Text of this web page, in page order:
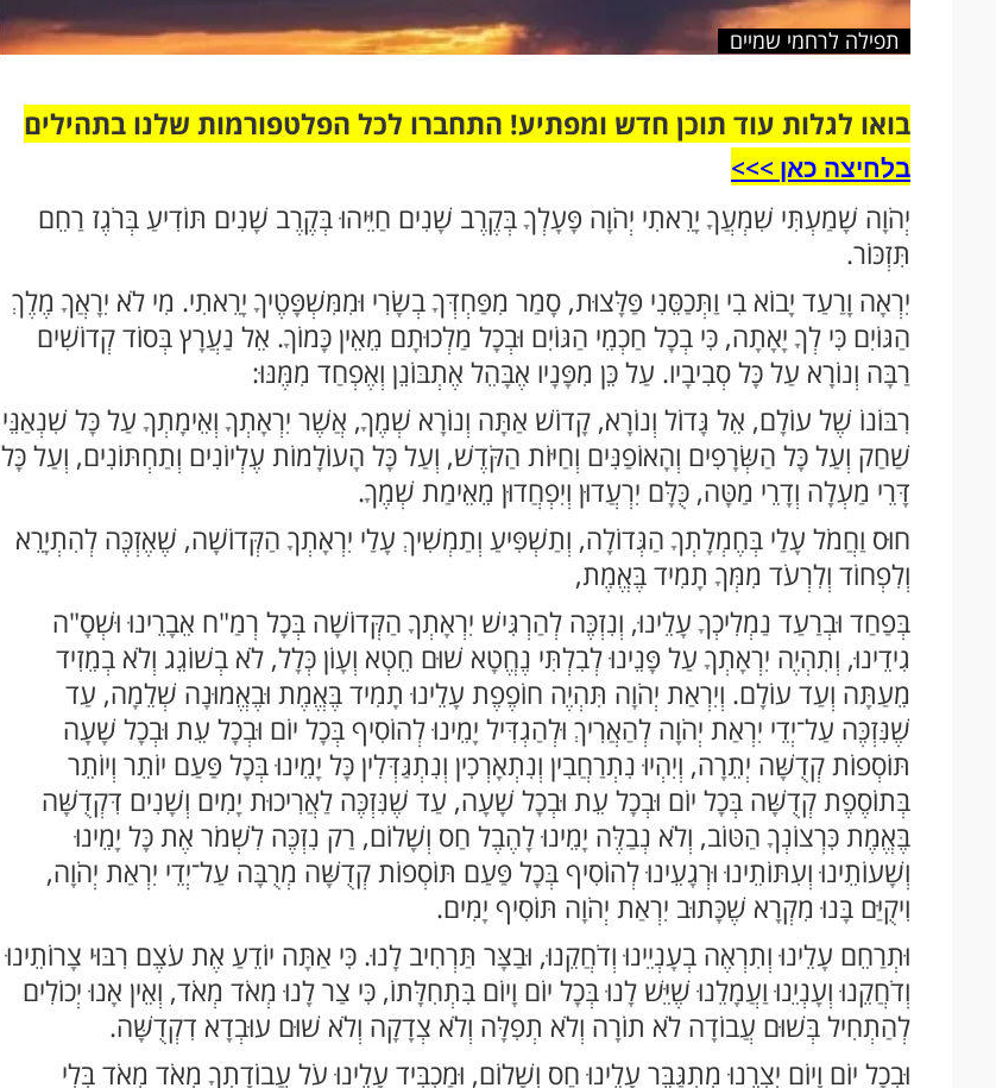
תפילה לרחמי שמיים
בואו לגלות עוד תוכן חדש ומפתיע! התחברו לכל הפלטפורמות שלנו בתהילים
בלחיצה כאן >>>​
יְהֹוָה שָׁמַעְתִּי שִׁמְעֲךָ יָרֵאתִי יְהֹוָה פָּעָלְךָ בְּקֶרֶב שָׁנִים חַיֵּיהוּ בְּקֶרֶב שָׁנִים תּוֹדִיעַ בְּרֹגֶז רַחֵם
תִּזְכּוֹר.
יִרְאָה וָרַעַד יָבוֹא בִי וַתְּכַסֵּנִי פַּלָּצוּת, סָמַר מִפַּחְדְּךָ בְשָׂרִי וּמִמִּשְׁפָּטֶיךָ יָרֵאתִי. מִי לֹא יִרָאֲךָ מֶלֶךְ
הַגּוֹיִם כִּי לְךָ יָאָתָה, כִּי בְכָל חַכְמֵי הַגּוֹיִם וּבְכָל מַלְכוּתָם מֵאֵין כָּמוֹךָ. אֵל נַעֲרָץ בְּסוֹד קְדוֹשִׁים
רַבָּה וְנוֹרָא עַל כָּל סְבִיבָיו. עַל כֵּן מִפָּנָיו אֶבָּהֵל אֶתְבּוֹנֵן וְאֶפְחַד מִמֶּנּוּ:
רִבּוֹנוֹ שֶׁל עוֹלָם, אֵל גָּדוֹל וְנוֹרָא, קָדוֹשׁ אַתָּה וְנוֹרָא שְׁמֶךָ, אֲשֶׁר יִרְאָתְךָ וְאֵימָתְךָ עַל כָּל שִׁנְאַנֵּי
שַׁחַק וְעַל כָּל הַשְּׂרָפִים וְהָאוֹפַנִּים וְחַיּוֹת הַקֹּדֶשׁ, וְעַל כָּל הָעוֹלָמוֹת עֶלְיוֹנִים וְתַחְתּוֹנִים, וְעַל כָּל
דָּרֵי מַעְלָה וְדָרֵי מַטָּה, כֻּלָּם יִרְעֲדוּן וְיִפְחֲדוּן מֵאֵימַת שְׁמֶךָ.
חוּס וַחֲמֹל עָלַי בְּחֶמְלָתְךָ הַגְּדוֹלָה, וְתַשְׁפִּיעַ וְתַמְשִׁיךְ עָלַי יִרְאָתְךָ הַקְּדוֹשָׁה, שֶׁאֶזְכֶּה לְהִתְיָרֵא
וְלִפְחוֹד וְלִרְעֹד מִמְּךָ תָמִיד בֶּאֱמֶת,
בְּפַחַד וּבְרַעַד נַמְלִיכְךָ עָלֵינוּ, וְנִזְכֶּה לְהַרְגִּישׁ יִרְאָתְךָ הַקְּדוֹשָׁה בְּכָל רְמַ"ח אֵבָרֵינוּ וּשְׁסָ"ה
גִידֵינוּ, וְתִהְיֶה יִרְאָתְךָ עַל פָּנֵינוּ לְבִלְתִּי נֶחֱטָא שׁוּם חֵטְא וְעָוֹן כְּלָל, לֹא בְשׁוֹגֵג וְלֹא בְמֵזִיד
מֵעַתָּה וְעַד עוֹלָם. וְיִרְאַת יְהֹוָה תִּהְיֶה חוֹפֶפֶת עָלֵינוּ תָמִיד בֶּאֱמֶת וּבֶאֱמוּנָה שְׁלֵמָה, עַד
שֶׁנִּזְכֶּה עַל־יְדֵי יִרְאַת יְהֹוָה לְהַאֲרִיךְ וּלְהַגְדִּיל יָמֵינוּ לְהוֹסִיף בְּכָל יוֹם וּבְכָל עֵת וּבְכָל שָׁעָה
תּוֹסְפוֹת קְדֻשָּׁה יְתֵרָה, וְיִהְיוּ נִתְרַחֲבִין וְנִתְאָרְכִין וְנִתְגַּדְּלִין כָּל יָמֵינוּ בְּכָל פַּעַם יוֹתֵר וְיוֹתֵר
בְּתוֹסֶפֶת קְדֻשָּׁה בְּכָל יוֹם וּבְכָל עֵת וּבְכָל שָׁעָה, עַד שֶׁנִּזְכֶּה לַאֲרִיכוּת יָמִים וְשָׁנִים דִּקְדֻשָּׁה
בֶּאֱמֶת כִּרְצוֹנְךָ הַטּוֹב, וְלֹא נְבַלֶּה יָמֵינוּ לָהֶבֶל חַס וְשָׁלוֹם, רַק נִזְכֶּה לִשְׁמֹר אֶת כָּל יָמֵינוּ
וְשָׁעוֹתֵינוּ וְעִתּוֹתֵינוּ וּרְגָעֵינוּ לְהוֹסִיף בְּכָל פַּעַם תּוֹסְפוֹת קְדֻשָּׁה מְרֻבָּה עַל־יְדֵי יִרְאַת יְהֹוָה,
וִיקֻיַּם בָּנוּ מִקְרָא שֶׁכָּתוּב יִרְאַת יְהֹוָה תּוֹסִיף יָמִים.
וּתְרַחֵם עָלֵינוּ וְתִרְאֶה בְעָנְיֵינוּ וְדֹחֲקֵנוּ, וּבַצָּר תַּרְחִיב לָנוּ. כִּי אַתָּה יוֹדֵעַ אֶת עֹצֶם רִבּוּי צָרוֹתֵינוּ
וְדֹחֲקֵנוּ וְעָנְיֵנוּ וַעֲמָלֵנוּ שֶׁיֵּשׁ לָנוּ בְּכָל יוֹם וָיוֹם בִּתְחִלָּתוֹ, כִּי צַר לָנוּ מְאֹד מְאֹד, וְאֵין אָנוּ יְכוֹלִים
לְהַתְחִיל בְּשׁוּם עֲבוֹדָה לֹא תוֹרָה וְלֹא תְפִלָּה וְלֹא צְדָקָה וְלֹא שׁוּם עוּבְדָא דִקְדֻשָּׁה.
וּבְכָל יוֹם וָיוֹם יִצְרֵנוּ מִתְגַּבֵּר עָלֵינוּ חַס וְשָׁלוֹם, וּמַכְבִּיד עָלֵינוּ עֹל עֲבוֹדָתְךָ מְאֹד מְאֹד בְּלִי